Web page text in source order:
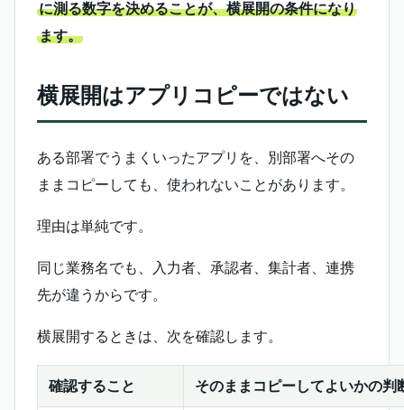
に測る数字を決めることが、横展開の条件になり
ます。
横展開はアプリコピーではない
ある部署でうまくいったアプリを、別部署へその
ままコピーしても、使われないことがあります。
理由は単純です。
同じ業務名でも、入力者、承認者、集計者、連携
先が違うからです。
横展開するときは、次を確認します。
確認すること そのままコピーしてよいかの判